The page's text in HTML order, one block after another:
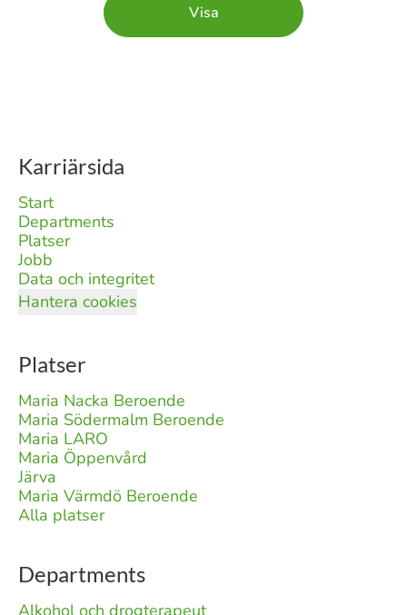
Visa
Karriärsida
Start
Departments
Platser
Jobb
Data och integritet
Hantera cookies
Platser
Maria Nacka Beroende
Maria Södermalm Beroende
Maria LARO
Maria Öppenvård
Järva
Maria Värmdö Beroende
Alla platser
Departments
Alkohol och drogterapeut